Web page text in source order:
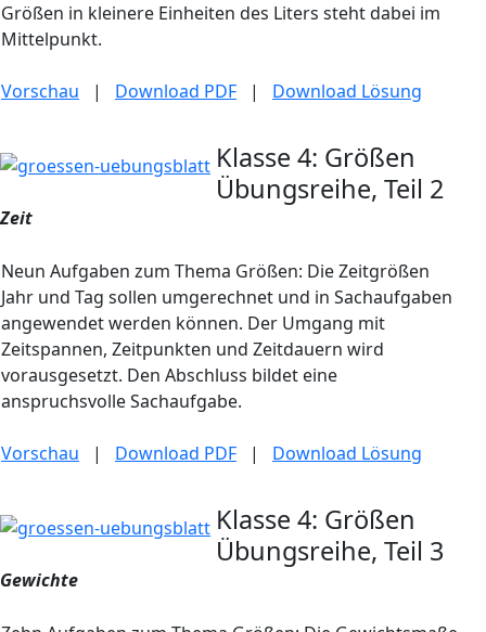
Größen in kleinere Einheiten des Liters steht dabei im
Mittelpunkt.
Vorschau | Download PDF | Download Lösung
Klasse 4: Größen
Übungsreihe, Teil 2
Zeit
Neun Aufgaben zum Thema Größen: Die Zeitgrößen
Jahr und Tag sollen umgerechnet und in Sachaufgaben
angewendet werden können. Der Umgang mit
Zeitspannen, Zeitpunkten und Zeitdauern wird
vorausgesetzt. Den Abschluss bildet eine
anspruchsvolle Sachaufgabe.
Vorschau | Download PDF | Download Lösung
Klasse 4: Größen
Übungsreihe, Teil 3
Gewichte